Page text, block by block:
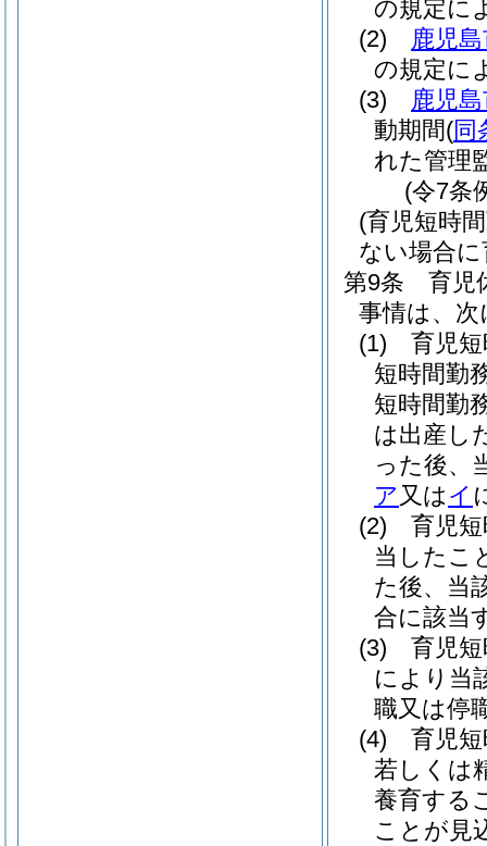
の規定に
(2)
鹿児
の規定に
(3)
鹿児
動期間(同
れた管理
(令7条
(育児短時
ない場合
第9条
育児
事情は、
(1)
育児
短時間勤
短時間勤
は出産し
った後、
ア 又は イ
(2)
育児
当したこ
た後、当
合に該当
(3)
育児
により当
職又は停
(4)
育児
若しくは
養育する
ことが見